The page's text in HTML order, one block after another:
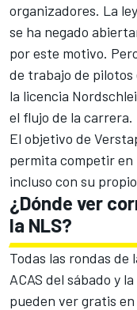
organizadores. La
se ha negado
por este motivo.
de trabajo de
la licencia
el flujo de la carrera.
El objetivo de
permita competir en
incluso con su
¿Dónde ver
la NLS?
Todas las rondas de
ACAS del sábado y
pueden ver gratis en